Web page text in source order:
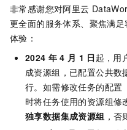
非常感谢您对阿里云
更全面的服务体系、聚焦满
体验：
2024 年 4 月 1 日 起，用
成资源组，已配置公共数
行。如需修改任务的配置
时将任务使用的资源组修
独享数据集成资源组 ，否